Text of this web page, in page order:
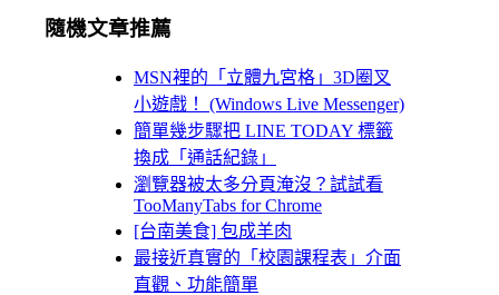
隨機文章推薦
MSN裡的「立體九宮格」3D圈叉
小遊戲！ (Windows Live Messenger)
簡單幾步驟把 LINE TODAY 標籤
換成「通話紀錄」
瀏覽器被太多分頁淹沒？試試看
TooManyTabs for Chrome
[台南美食] 包成羊肉
最接近真實的「校園課程表」介面
直觀、功能簡單